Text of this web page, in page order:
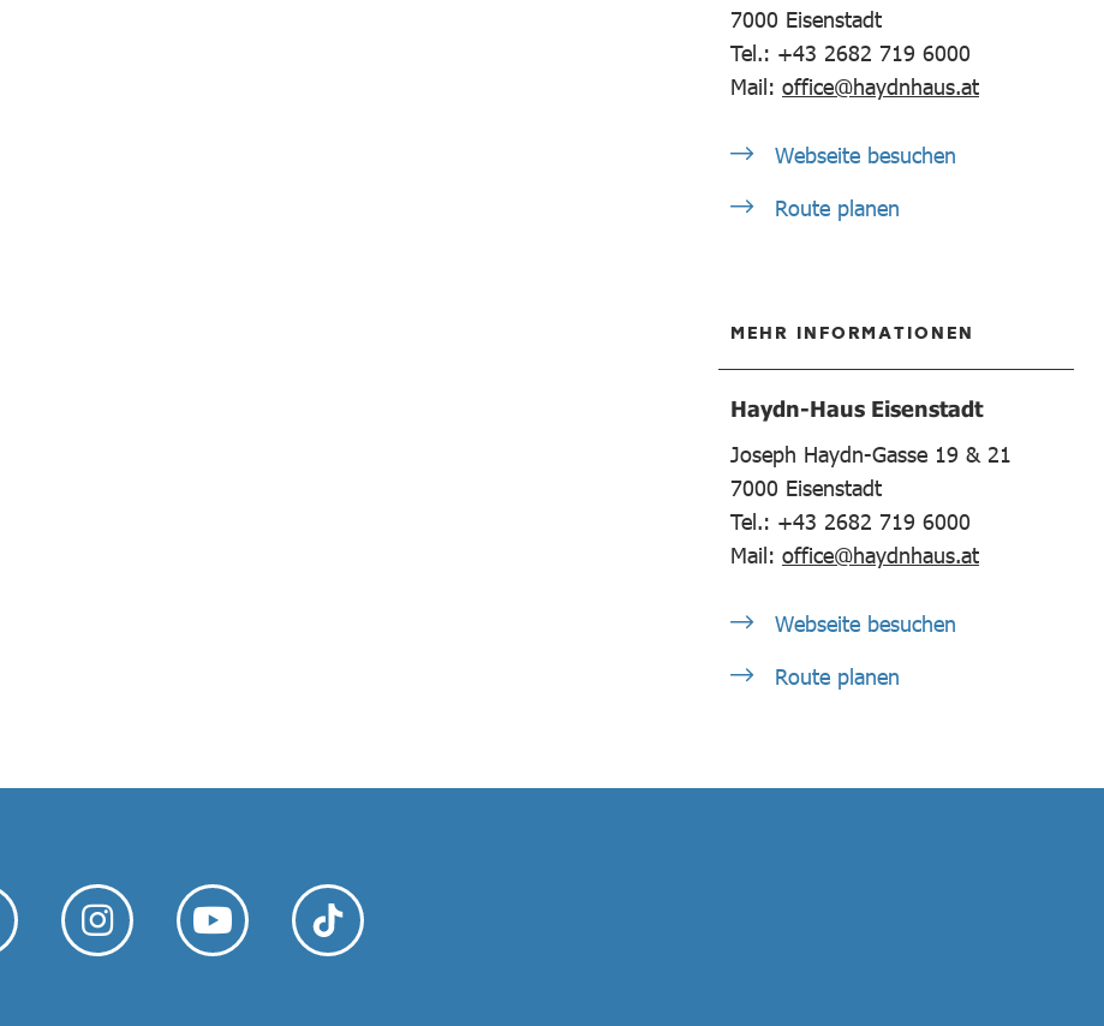
7000 Eisenstadt
Tel.: +43 2682 719 6000
Mail: office@haydnhaus.at
Webseite besuchen
Route planen
MEHR INFORMATIONEN
Haydn-Haus Eisenstadt
Joseph Haydn-Gasse 19 & 21
7000 Eisenstadt
Tel.: +43 2682 719 6000
Mail: office@haydnhaus.at
Webseite besuchen
Route planen